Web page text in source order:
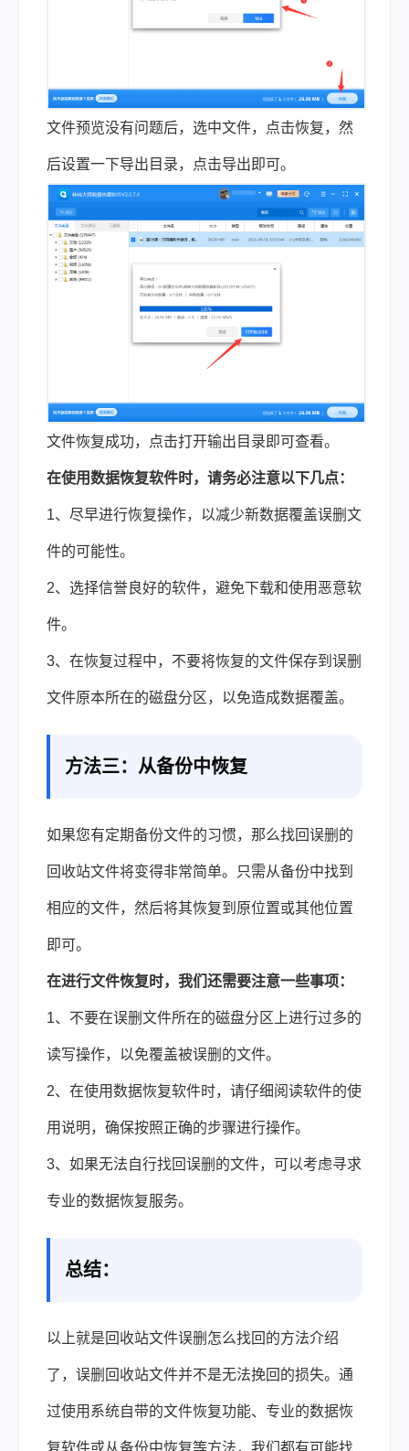
文件预览没有问题后，选中文件，点击恢复，然
后设置一下导出目录，点击导出即可。
文件恢复成功，点击打开输出目录即可查看。
在使用数据恢复软件时，请务必注意以下几点：
1、尽早进行恢复操作，以减少新数据覆盖误删文
件的可能性。
2、选择信誉良好的软件，避免下载和使用恶意软
件。
3、在恢复过程中，不要将恢复的文件保存到误删
文件原本所在的磁盘分区，以免造成数据覆盖。
方法三：从备份中恢复
如果您有定期备份文件的习惯，那么找回误删的
回收站文件将变得非常简单。只需从备份中找到
相应的文件，然后将其恢复到原位置或其他位置
即可。
在进行文件恢复时，我们还需要注意一些事项：
1、不要在误删文件所在的磁盘分区上进行过多的
读写操作，以免覆盖被误删的文件。
2、在使用数据恢复软件时，请仔细阅读软件的使
用说明，确保按照正确的步骤进行操作。
3、如果无法自行找回误删的文件，可以考虑寻求
专业的数据恢复服务。
总结：
以上就是回收站文件误删怎么找回的方法介绍
了，误删回收站文件并不是无法挽回的损失。通
过使用系统自带的文件恢复功能、专业的数据恢